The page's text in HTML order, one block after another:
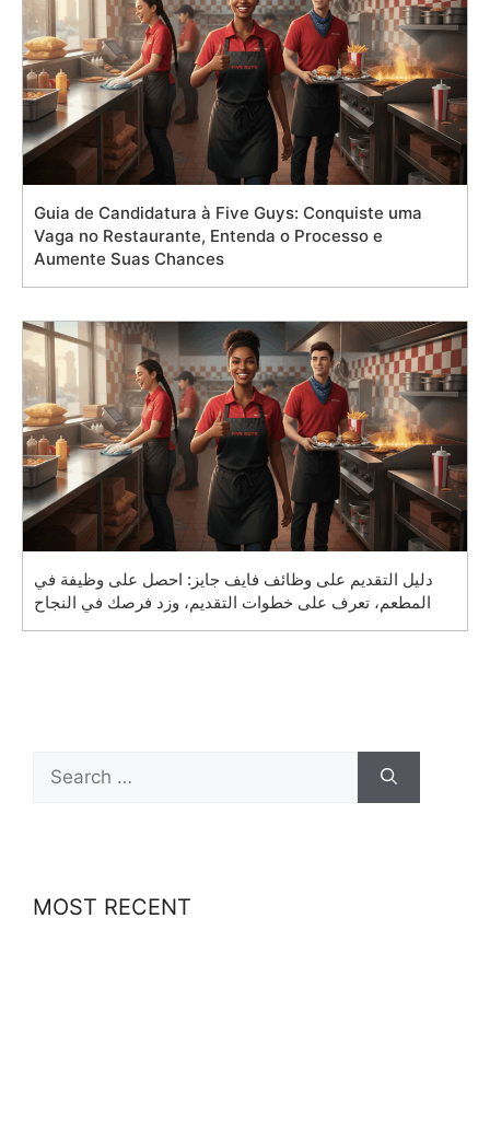
Guia de Candidatura à Five Guys: Conquiste uma
Vaga no Restaurante, Entenda o Processo e
Aumente Suas Chances
دليل التقديم على وظائف فايف جايز: احصل على وظيفة في
المطعم، تعرف على خطوات التقديم، وزد فرصك في النجاح
for:
MOST RECENT